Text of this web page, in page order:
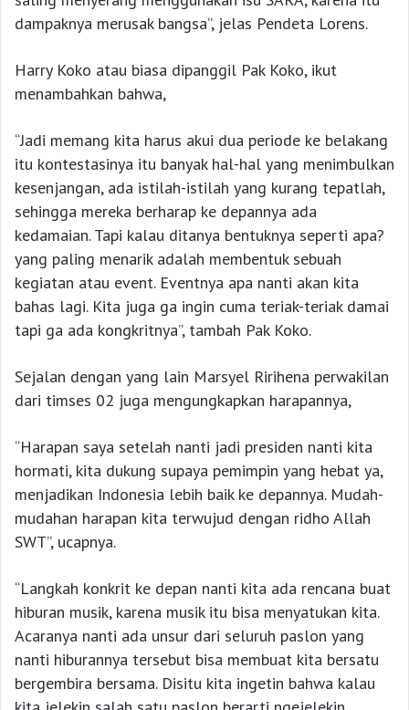
dampaknya merusak bangsa”, jelas Pendeta Lorens.
Harry Koko atau biasa dipanggil Pak Koko, ikut
menambahkan bahwa,
“Jadi memang kita harus akui dua periode ke belakang
itu kontestasinya itu banyak hal-hal yang menimbulkan
kesenjangan, ada istilah-istilah yang kurang tepatlah,
sehingga mereka berharap ke depannya ada
kedamaian. Tapi kalau ditanya bentuknya seperti apa?
yang paling menarik adalah membentuk sebuah
kegiatan atau event. Eventnya apa nanti akan kita
bahas lagi. Kita juga ga ingin cuma teriak-teriak damai
tapi ga ada kongkritnya”, tambah Pak Koko.
Sejalan dengan yang lain Marsyel Ririhena perwakilan
dari timses 02 juga mengungkapkan harapannya,
“Harapan saya setelah nanti jadi presiden nanti kita
hormati, kita dukung supaya pemimpin yang hebat ya,
menjadikan Indonesia lebih baik ke depannya. Mudah-
mudahan harapan kita terwujud dengan ridho Allah
SWT”, ucapnya.
“Langkah konkrit ke depan nanti kita ada rencana buat
hiburan musik, karena musik itu bisa menyatukan kita.
Acaranya nanti ada unsur dari seluruh paslon yang
nanti hiburannya tersebut bisa membuat kita bersatu
bergembira bersama. Disitu kita ingetin bahwa kalau